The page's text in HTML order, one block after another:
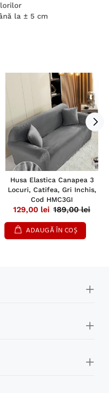
la ± 5 cm
Husa Elastica Canapea 3
Locuri, Catifea, Gri Inchis,
Cod HMC3GI
129,00 lei 189,00 lei
ADAUGĂ ÎN COȘ